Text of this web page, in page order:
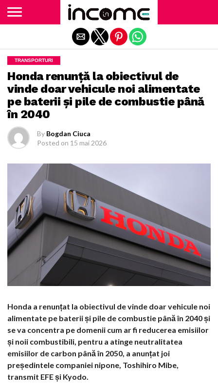
TRANSPORTURI
Honda renunță la obiectivul de
vinde doar vehicule noi alimentate
pe baterii și pile de combustie până
în 2040
By Bogdan Ciuca
Posted on 15 mai 2026
Honda a renunțat la obiectivul de vinde doar vehicule noi
alimentate pe baterii și pile de combustie până în 2040 și
se va concentra pe domenii cum ar fi reducerea emisiilor
și noii combustibili, pentru a atinge neutralitatea
emisiilor de carbon până în 2050, a anunțat joi
președintele companiei nipone, Toshihiro Mibe,
transmit EFE și Kyodo.
Exit mobile version